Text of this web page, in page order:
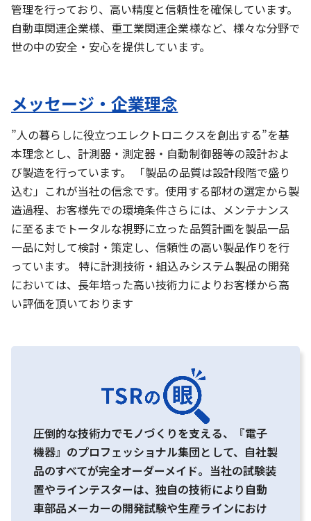
管理を行っており、高い精度と信頼性を確保しています。
自動車関連企業様、重工業関連企業様など、様々な分野で
世の中の安全・安心を提供しています。
メッセージ・企業理念
”人の暮らしに役立つエレクトロニクスを創出する”を基
本理念とし、計測器・測定器・自動制御器等の設計およ
び製造を行っています。 「製品の品質は設計段階で盛り
込む」これが当社の信念です。使用する部材の選定から製
造過程、お客様先での環境条件さらには、メンテナンス
に至るまでトータルな視野に立った品質計画を製品一品
一品に対して検討・策定し、信頼性の高い製品作りを行
っています。 特に計測技術・組込みシステム製品の開発
においては、長年培った高い技術力によりお客様から高
い評価を頂いております
圧倒的な技術力でモノづくりを支える、『電子
機器』のプロフェッショナル集団として、自社製
品のすべてが完全オーダーメイド。当社の試験装
置やラインテスターは、独自の技術により自動
車部品メーカーの開発試験や生産ラインにおけ